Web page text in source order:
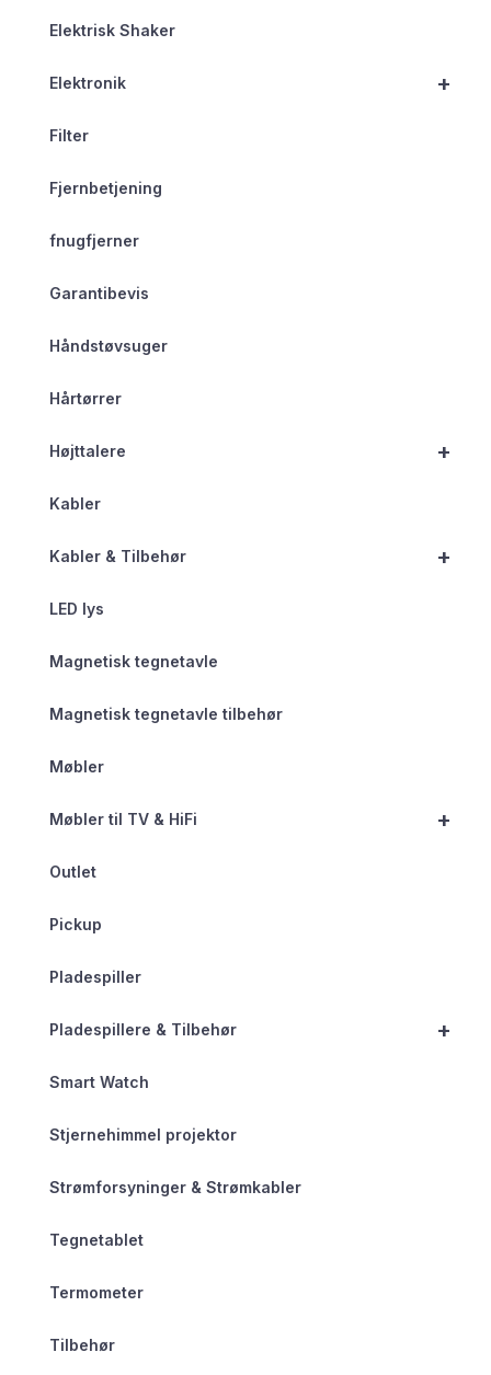
Elektrisk Shaker
+
Elektronik
Filter
Fjernbetjening
fnugfjerner
Garantibevis
Håndstøvsuger
Hårtørrer
+
Højttalere
Kabler
+
Kabler & Tilbehør
LED lys
Magnetisk tegnetavle
Magnetisk tegnetavle tilbehør
Møbler
+
Møbler til TV & HiFi
Outlet
Pickup
Pladespiller
+
Pladespillere & Tilbehør
Smart Watch
Stjernehimmel projektor
Strømforsyninger & Strømkabler
Tegnetablet
Termometer
Tilbehør